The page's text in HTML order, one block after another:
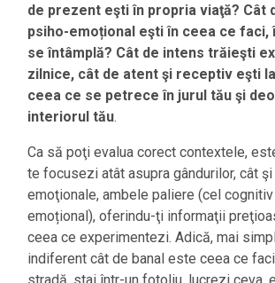
de prezent eşti în propria viaţă? Cât
psiho-emoțional eşti în ceea ce faci,
se întâmplă? Cât de intens trăieşti
zilnice, cât de atent şi receptiv eşti
ceea ce se petrece în jurul tău şi
interiorul tău.
Ca să poţi evalua corect contextele,
te focusezi atât asupra gândurilor, cât
emoţionale, ambele paliere (cel
emoțional), oferindu-ţi informaţii
ceea ce experimentezi. Adică, mai
indiferent cât de banal este ceea ce